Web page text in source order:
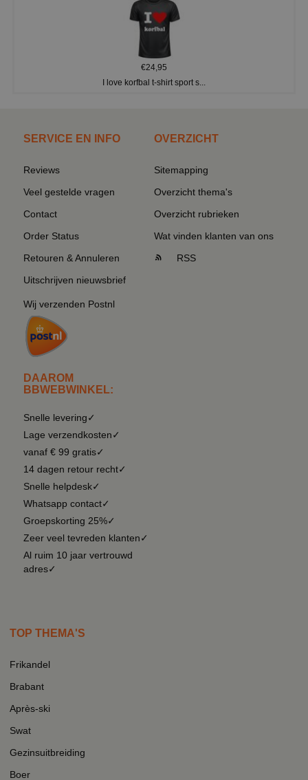
€24,95
I love korfbal t-shirt sport s...
SERVICE EN INFO
Reviews
Veel gestelde vragen
Contact
Order Status
Retouren & Annuleren
Uitschrijven nieuwsbrief
Wij verzenden Postnl
DAAROM
BBWEBWINKEL:
Snelle levering✓
Lage verzendkosten✓
vanaf € 99 gratis✓
14 dagen retour recht✓
Snelle helpdesk✓
Whatsapp contact✓
Groepskorting 25%✓
Zeer veel tevreden klanten✓
Al ruim 10 jaar vertrouwd
adres✓
OVERZICHT
Sitemapping
Overzicht thema's
Overzicht rubrieken
Wat vinden klanten van ons
RSS
TOP THEMA'S
Frikandel
Brabant
Après-ski
Swat
Gezinsuitbreiding
Boer